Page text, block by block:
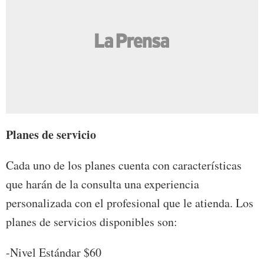
Planes de servicio
Cada uno de los planes cuenta con características
que harán de la consulta una experiencia
personalizada con el profesional que le atienda. Los
planes de servicios disponibles son:
-Nivel Estándar $60